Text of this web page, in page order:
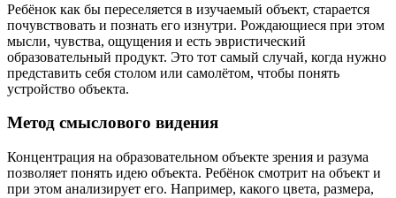
Ребёнок как бы переселяется в изучаемый объект, старается
почувствовать и познать его изнутри. Рождающиеся при этом
мысли, чувства, ощущения и есть эвристический
образовательный продукт. Это тот самый случай, когда нужно
представить себя столом или самолётом, чтобы понять
устройство объекта.
Метод смыслового видения
Концентрация на образовательном объекте зрения и разума
позволяет понять идею объекта. Ребёнок смотрит на объект и
при этом анализирует его. Например, какого цвета, размера,